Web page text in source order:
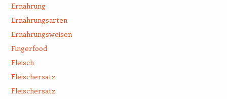
Ernährung
Ernährungsarten
Ernährungsweisen
Fingerfood
Fleisch
Fleischersatz
Fleischersatz